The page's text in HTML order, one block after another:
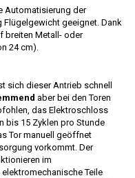
Automatisierung der
Flügelgewicht geeignet. Dank
breiten Metall- oder
24 cm).
sich dieser Antrieb schnell
aber bei den Toren
das Elektroschloss
bis 15 Zyklen pro Stunde
Tor manuell geöffnet
vorkommt. Der
im
elektromechanische Teile